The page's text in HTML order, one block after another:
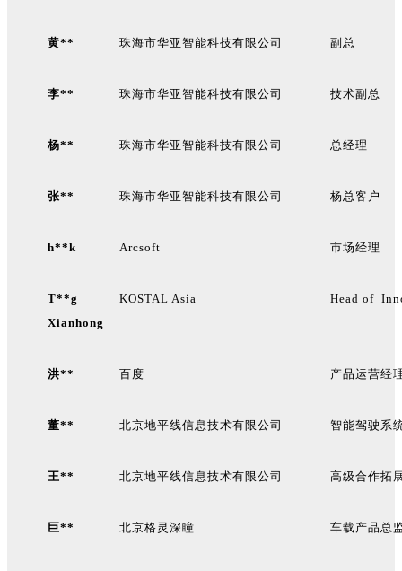
黄** 珠海市华亚智能科技有限公司 副总
李** 珠海市华亚智能科技有限公司 技术副总
杨** 珠海市华亚智能科技有限公司 总经理
张** 珠海市华亚智能科技有限公司 杨总客户
h**k Arcsoft 市场经理
T**g
Xianhong
KOSTAL Asia Head of
洪** 百度 产品运营经
董** 北京地平线信息技术有限公司 智能驾驶系
王** 北京地平线信息技术有限公司 高级合作拓
巨** 北京格灵深瞳 车载产品总